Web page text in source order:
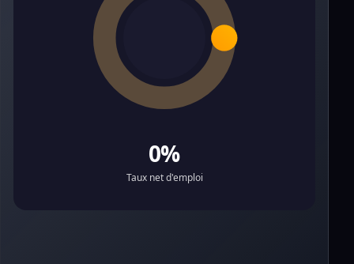
0%
Taux net d'emploi